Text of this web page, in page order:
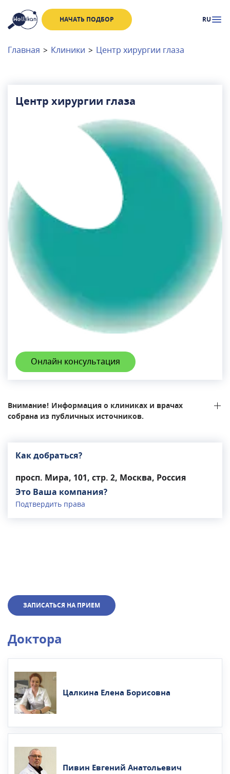
НАЧАТЬ ПОДБОР RU
Доктора
Клиники
Московская область
Главная > Клиники > Центр хирургии глаза
Центр хирургии глаза
Онлайн консультация
Внимание! Информация о клиниках и врачах
собрана из публичных источников.
Как добраться?
просп. Мира, 101, стр. 2, Москва, Россия
Это Ваша компания?
Подтвердить права
ЗАПИСАТЬСЯ НА ПРИЕМ
Доктора
Цалкина Елена Борисовна
Пивин Евгений Анатольевич